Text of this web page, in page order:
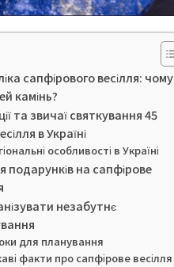
сапфірового весілля: чому
камінь?
та звичаї святкування 45
в Україні
особливості в Україні
подарунків на сапфірове
незабутнє
для планування
факти про сапфірове весілля